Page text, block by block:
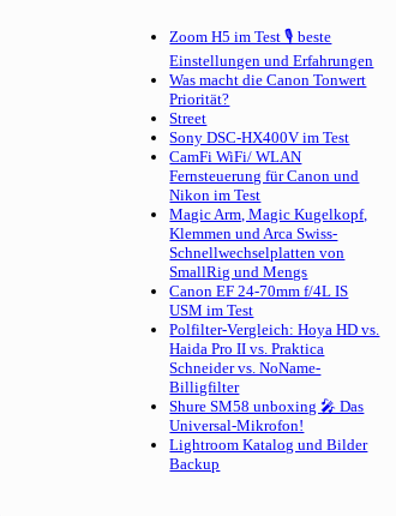
Zoom H5 im Test 🎙 beste
Einstellungen und Erfahrungen
Was macht die Canon Tonwert
Priorität?
Street
Sony DSC-HX400V im Test
CamFi WiFi/ WLAN
Fernsteuerung für Canon und
Nikon im Test
Magic Arm, Magic Kugelkopf,
Klemmen und Arca Swiss-
Schnellwechselplatten von
SmallRig und Mengs
Canon EF 24-70mm f/4L IS
USM im Test
Polfilter-Vergleich: Hoya HD vs.
Haida Pro II vs. Praktica
Schneider vs. NoName-
Billigfilter
Shure SM58 unboxing 🎤 Das
Universal-Mikrofon!
Lightroom Katalog und Bilder
Backup